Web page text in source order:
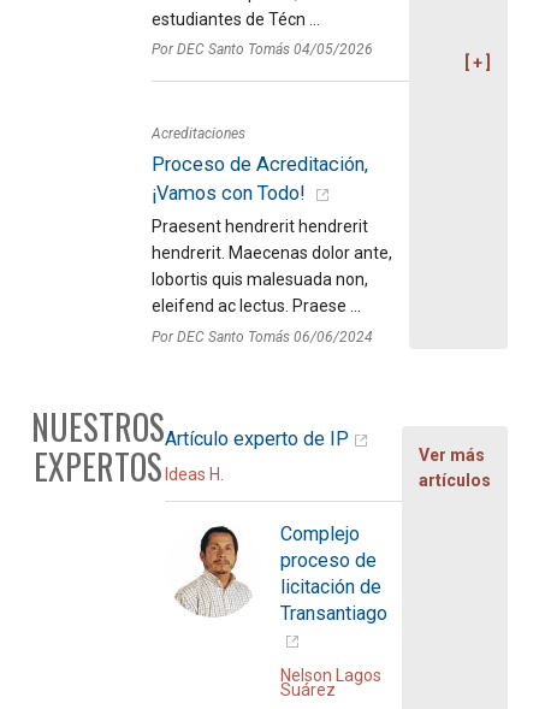
estudiantes de Técn ...
Por DEC Santo Tomás 04/05/2026
Acreditaciones
Proceso de Acreditación,
¡Vamos con Todo!
Praesent hendrerit hendrerit
hendrerit. Maecenas dolor ante,
lobortis quis malesuada non,
eleifend ac lectus. Praese ...
Por DEC Santo Tomás 06/06/2024
NUESTROS
EXPERTOS
Artículo experto de IP
Ideas H.
Complejo
proceso de
licitación de
Transantiago
Nelson Lagos
Suárez
Ver más
artículos